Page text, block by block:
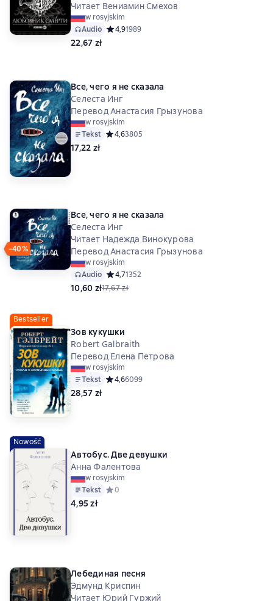
Читает Вениамин Смехов
w rosyjskim
Audio Средний рейтинг 4,9 на основе 1989 оценок
4,91989
22,67 zł
Все, чего я не сказала
Селеста Инг
Перевод Анастасия Грызунова
w rosyjskim
Tekst Средний рейтинг 4,6 на основе 3805 оценок
4,63805
17,22 zł
−40%
Все, чего я не сказала
Селеста Инг
Читает Надежда Винокурова
Перевод Анастасия Грызунова
w rosyjskim
Audio Средний рейтинг 4,7 на основе 1352 оценок
4,71352
10,60 zł17,67 zł
Bestseller
Зов кукушки
Robert Galbraith
Перевод Елена Петрова
w rosyjskim
Tekst Средний рейтинг 4,6 на основе 6099 оценок
4,66099
28,57 zł
Nowość
Автобус. Две девушки
Анна Фалентова
w rosyjskim
Tekst Средний рейтинг 0 на основе 0 оценок
0
4,95 zł
Лебединая песня
Эдмунд Криспин
Читает Юрий Гуржий